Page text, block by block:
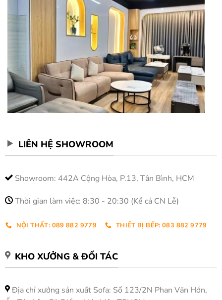
LIÊN HỆ SHOWROOM
Showroom: 442A Cộng Hòa, P.13, Tân Bình, HCM
Thời gian làm việc: 8:30 - 20:30 (Kể cả CN Lễ)
NỘI THẤT: 089 882 9779 THIẾT BỊ BẾP: 083 882 9779
KHO XƯỞNG & ĐỐI TÁC
Địa chỉ xưởng sản xuất Sofa: Số 123/2N Phan Văn Hớn,